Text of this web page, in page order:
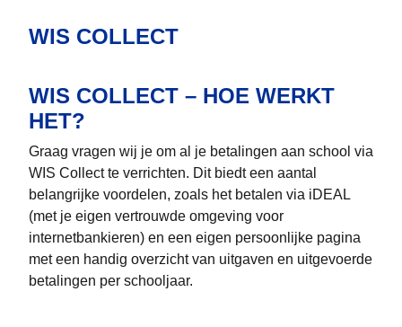
WIS COLLECT
WIS COLLECT – HOE WERKT
HET?
Graag vragen wij je om al je betalingen aan school via
WIS Collect te verrichten. Dit biedt een aantal
belangrijke voordelen, zoals het betalen via iDEAL
(met je eigen vertrouwde omgeving voor
internetbankieren) en een eigen persoonlijke pagina
met een handig overzicht van uitgaven en uitgevoerde
betalingen per schooljaar.